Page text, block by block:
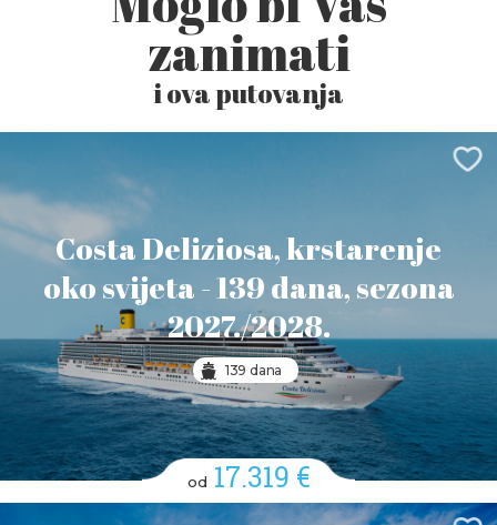
zanimati
i ova putovanja
Costa Deliziosa, krstarenje
oko svijeta - 139 dana, sezona
2027./2028.
139 dana
od 17.319 €